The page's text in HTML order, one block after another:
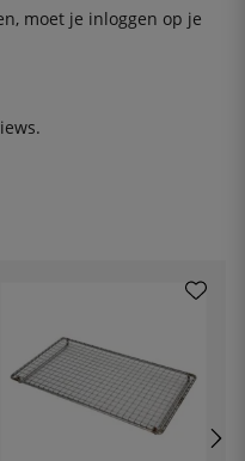
moet je inloggen op je